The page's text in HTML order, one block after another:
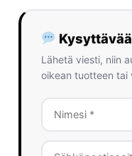
Lähetä viesti, niin
oikean tuotteen tai